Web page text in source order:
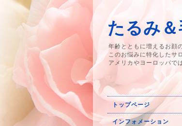
たるみ
年齢とともに増えるお顔
このお悩みに特化したサ
アメリカやヨーロッパで
トップページ
インフォメーション